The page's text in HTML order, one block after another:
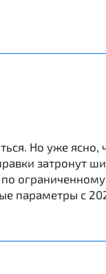
Но уже ясно,
затронут
ограниченному
параметры с